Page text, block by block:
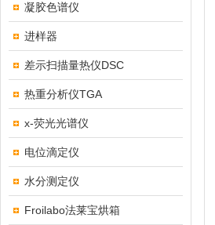
凝胶色谱仪
进样器
差示扫描量热仪DSC
热重分析仪TGA
x-荧光光谱仪
电位滴定仪
水分测定仪
Froilabo法莱宝烘箱